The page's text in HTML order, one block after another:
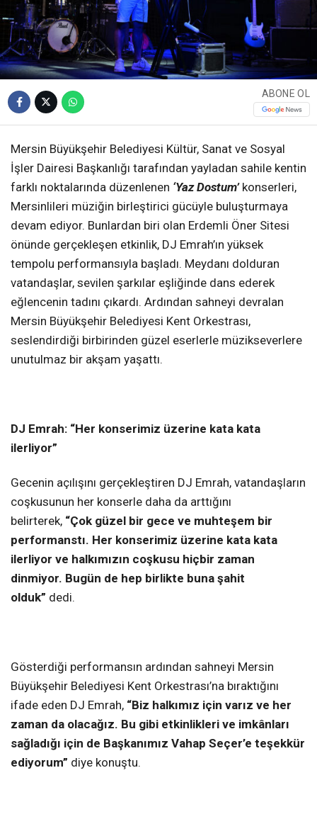
ABONE OL
Mersin Büyükşehir Belediyesi Kültür, Sanat ve Sosyal
İşler Dairesi Başkanlığı tarafından yayladan sahile kentin
farklı noktalarında düzenlenen ‘Yaz Dostum’konserleri,
Mersinlileri müziğin birleştirici gücüyle buluşturmaya
devam ediyor. Bunlardan biri olan Erdemli Öner Sitesi
önünde gerçekleşen etkinlik, DJ Emrah’ın yüksek
tempolu performansıyla başladı. Meydanı dolduran
vatandaşlar, sevilen şarkılar eşliğinde dans ederek
eğlencenin tadını çıkardı. Ardından sahneyi devralan
Mersin Büyükşehir Belediyesi Kent Orkestrası,
seslendirdiği birbirinden güzel eserlerle müzikseverlere
unutulmaz bir akşam yaşattı.
DJ Emrah: “Her konserimiz üzerine kata kata
ilerliyor”
Gecenin açılışını gerçekleştiren DJ Emrah, vatandaşların
coşkusunun her konserle daha da arttığını
belirterek, “Çok güzel bir gece ve muhteşem bir
performanstı. Her konserimiz üzerine kata kata
ilerliyor ve halkımızın coşkusu hiçbir zaman
dinmiyor. Bugün de hep birlikte buna şahit
olduk” dedi.
Gösterdiği performansın ardından sahneyi Mersin
Büyükşehir Belediyesi Kent Orkestrası’na bıraktığını
ifade eden DJ Emrah, “Biz halkımız için varız ve her
zaman da olacağız. Bu gibi etkinlikleri ve imkânları
sağladığı için de Başkanımız Vahap Seçer’e teşekkür
ediyorum” diye konuştu.